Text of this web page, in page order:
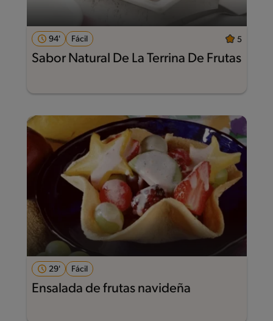
94' Fácil 5
Sabor Natural De La Terrina De Frutas
29' Fácil
Ensalada de frutas navideña